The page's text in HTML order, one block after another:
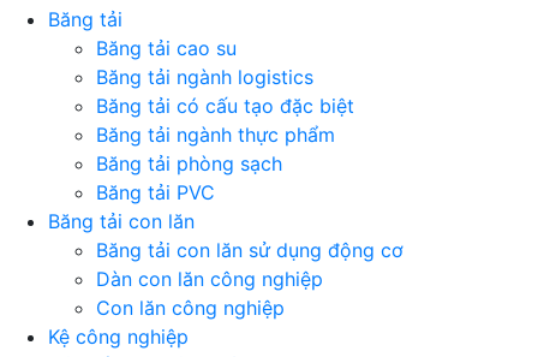
Băng tải
Băng tải cao su
Băng tải ngành logistics
Băng tải có cấu tạo đặc biệt
Băng tải ngành thực phẩm
Băng tải phòng sạch
Băng tải PVC
Băng tải con lăn
Băng tải con lăn sử dụng động cơ
Dàn con lăn công nghiệp
Con lăn công nghiệp
Kệ công nghiệp